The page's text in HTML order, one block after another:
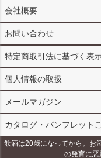
会社概要
お問い合わせ
特定商取引法に基づく表
個人情報の取扱
メールマガジン
カタログ・パンフレット
飲酒は20歳になってから。お
の発育に悪